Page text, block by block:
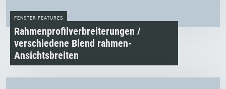
FENSTER FEATURES
Rahmenprofilverbreiterungen /
verschiedene Blend rahmen­
Ansichtsbreiten